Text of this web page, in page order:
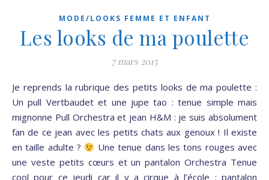
MODE/LOOKS FEMME ET ENFANT
Les looks de ma poulette
7 mars 2015
Je reprends la rubrique des petits looks de ma poulette :
Un pull Vertbaudet et une jupe tao : tenue simple mais
mignonne Pull Orchestra et jean H&M : je suis absolument
fan de ce jean avec les petits chats aux genoux ! Il existe
en taille adulte ?
Une tenue dans les tons rouges avec
une veste petits cœurs et un pantalon Orchestra Tenue
cool pour ce jeudi car il y a cirque à l’école : pantalon